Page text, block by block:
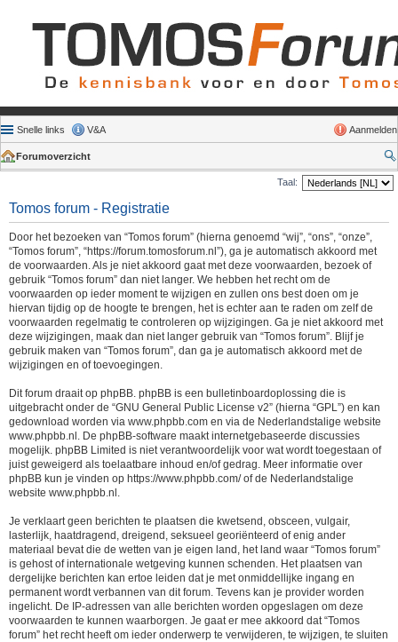
Snelle links V&A Aanmelden
Forumoverzicht
Taal:
Tomos forum - Registratie
Door het bezoeken van “Tomos forum” (hierna genoemd “wij”, “ons”, “onze”,
“Tomos forum”, “https://forum.tomosforum.nl”), ga je automatisch akkoord met
de voorwaarden. Als je niet akkoord gaat met deze voorwaarden, bezoek of
gebruik “Tomos forum” dan niet langer. We hebben het recht om de
voorwaarden op ieder moment te wijzigen en zullen ons best doen om je
hiervan tijdig op de hoogte te brengen, het is echter aan te raden om zelf de
voorwaarden regelmatig te controleren op wijzigingen. Ga je niet akkoord met
deze wijzigingen, maak dan niet langer gebruik van “Tomos forum”. Blijf je
gebruik maken van “Tomos forum”, dan ga je automatisch akkoord met de
wijzigingen en of toevoegingen.
Dit forum draait op phpBB. phpBB is een bulletinboardoplossing die is
uitgebracht onder de “GNU General Public License v2” (hierna “GPL”) en kan
gedownload worden via www.phpbb.com en via de Nederlandstalige website
www.phpbb.nl . De phpBB-software maakt internetgebaseerde discussies
mogelijk. phpBB Limited is niet verantwoordelijk voor wat wordt toegestaan of
juist geweigerd als toelaatbare inhoud en/of gedrag. Meer informatie over
phpBB kun je vinden op https://www.phpbb.com/of de Nederlandstalige
website www.phpbb.nl .
Je verklaart geen berichten te plaatsen die kwetsend, obsceen, vulgair,
lasterlijk, haatdragend, dreigend, seksueel georiënteerd of enig ander
materiaal bevat die de wetten van je eigen land, het land waar “Tomos forum”
is gehost of internationale wetgeving kunnen schenden. Het plaatsen van
dergelijke berichten kan ertoe leiden dat je met onmiddellijke ingang en
permanent wordt verbannen van dit forum. Tevens kan je provider worden
ingelicht. De IP-adressen van alle berichten worden opgeslagen om deze
voorwaarden te kunnen waarborgen. Je gaat er mee akkoord dat “Tomos
forum” het recht heeft om ieder onderwerp te verwijderen, te wijzigen, te sluiten